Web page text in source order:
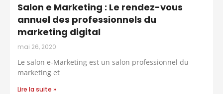
Salon e Marketing : Le rendez-vous
annuel des professionnels du
marketing digital
mai 26, 2020
Le salon e-Marketing est un salon professionnel du
marketing et
Lire la suite »